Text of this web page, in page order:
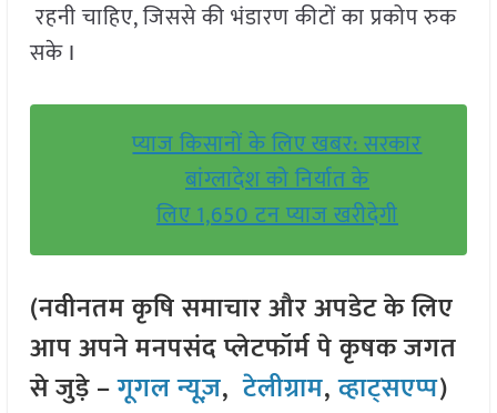
रहनी चाहिए, जिससे की भंडारण कीटों का प्रकोप रुक
सके I
प्याज किसानों के लिए खबर: सरकार
बांग्लादेश को निर्यात के
लिए 1,650 टन प्याज खरीदेगी
(नवीनतम कृषि समाचार और अपडेट के लिए
आप अपने मनपसंद प्लेटफॉर्म पे कृषक जगत
से जुड़े –गूगल न्यूज़,टेलीग्राम,व्हाट्सएप्प)